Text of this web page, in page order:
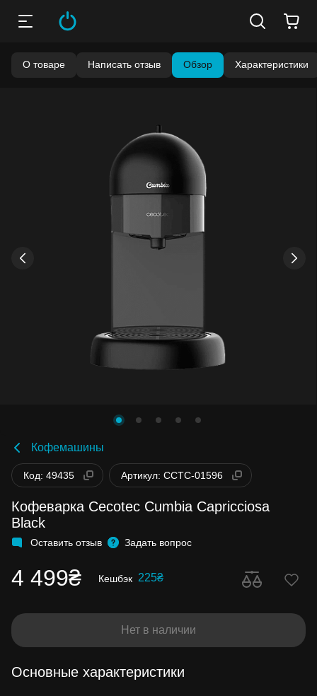
О товаре Написать отзыв Обзор Характеристики
‹ ›
Кофемашины
Код: 49435 Артикул: CCTC-01596
Кофеварка Cecotec Cumbia Capricciosa
Black
Оставить отзыв Задать вопрос
4 499₴ Кешбэк 225₴
Накопленными бонусами можно оплатить до 99% стоимости
следующей покупки:детальнее
Нет в наличии
Основные характеристики